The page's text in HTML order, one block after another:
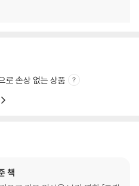
로 손상 없는 상품
책